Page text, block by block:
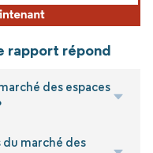
rapport répond
des espaces
marché des